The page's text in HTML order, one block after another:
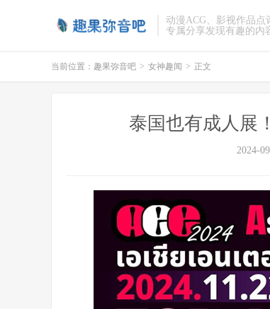
动漫ACG、影视作品点
专属分享发现有趣的内
当前位置： 趣果弥音吧 > 女神趣闻 > 正文
泰国也有成人展
2024-